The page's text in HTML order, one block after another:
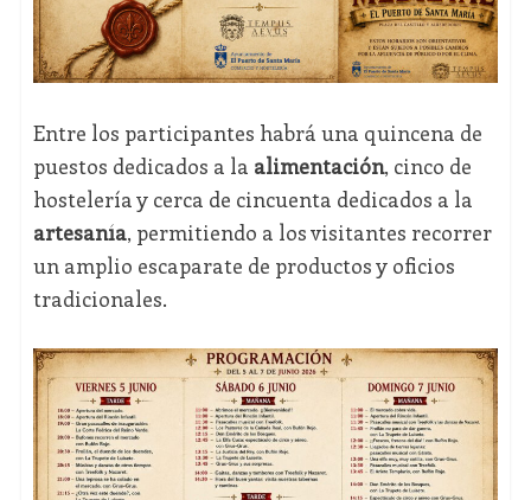
Entre los participantes habrá una quincena de
puestos dedicados a la alimentación, cinco de
hostelería y cerca de cincuenta dedicados a la
artesanía, permitiendo a los visitantes recorrer
un amplio escaparate de productos y oficios
tradicionales.